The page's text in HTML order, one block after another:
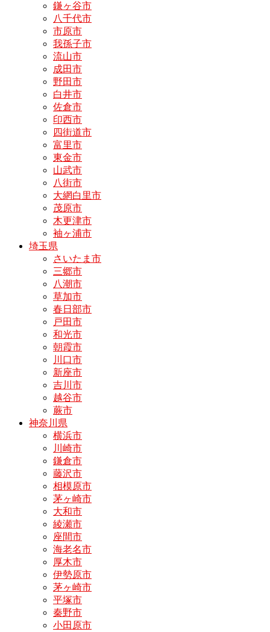
鎌ヶ谷市
八千代市
市原市
我孫子市
流山市
成田市
野田市
白井市
佐倉市
印西市
四街道市
富里市
東金市
山武市
八街市
大網白里市
茂原市
木更津市
袖ヶ浦市
埼玉県
さいたま市
三郷市
八潮市
草加市
春日部市
戸田市
和光市
朝霞市
川口市
新座市
吉川市
越谷市
蕨市
神奈川県
横浜市
川崎市
鎌倉市
藤沢市
相模原市
茅ヶ崎市
大和市
綾瀬市
座間市
海老名市
厚木市
伊勢原市
茅ヶ崎市
平塚市
秦野市
小田原市